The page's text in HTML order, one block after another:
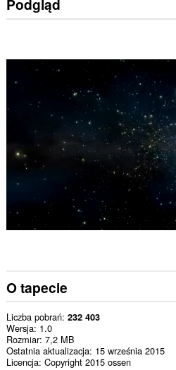
Podgląd
O tapecie
Liczba pobrań 232 403
Wersja 1.0
Rozmiar 7,2 MB
Ostatnia aktualizacja 15 września 2015
Licencja Copyright 2015 ossen